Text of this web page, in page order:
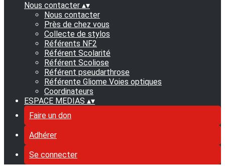
Nous contacter ▴▾
Nous contacter
Près de chez vous
Collecte de stylos
Référents NF2
Référent Scolarité
Référent Scoliose
Référent pseudarthrose
Référente Gliome Voies optiques
Coordinateurs
ESPACE MEDIAS ▴▾
Faire un don
Adhérer
Se connecter